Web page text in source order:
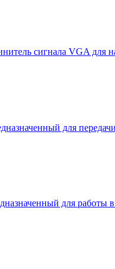
сигнала VGA для
для
для работы